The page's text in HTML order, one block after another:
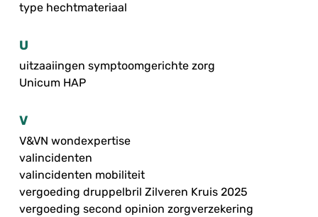
type hechtmateriaal
U
uitzaaiingen symptoomgerichte zorg
Unicum HAP
V
V&VN wondexpertise
valincidenten
valincidenten mobiliteit
vergoeding druppelbril Zilveren Kruis 2025
vergoeding second opinion zorgverzekering